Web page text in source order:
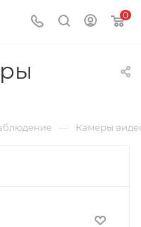
0
— Камеры